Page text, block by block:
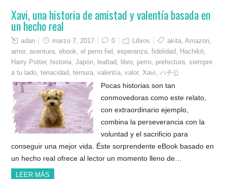
Xavi, una historia de amistad y valentía basada en
un hecho real
adan marzo 7, 2017 0 Libros akita ,Amazon
amor,aventura ,ebook ,el perro fiel ,esperanza ,fidelidad Hachikō
Harry Potter, historia ,Japón lealtad libro perro prefectura ,siempre
a tu lado ,tenacidad ,ternura ,valentía ,valor, Xavi ハチ公
Pocas historias son tan
conmovedoras como este relato,
con extraordinario ejemplo,
combina la perseverancia con la
voluntad y el sacrificio para
conseguir una mejor vida. Éste sorprendente eBook basado en
un hecho real ofrece al lector un momento lleno de…
LEER MÁS